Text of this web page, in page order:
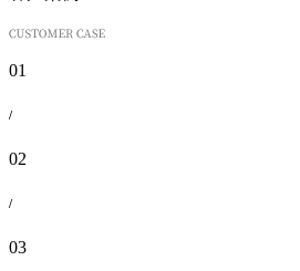
01
/
02
/
03